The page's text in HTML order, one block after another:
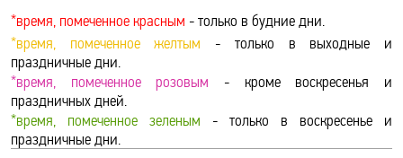
*время, помеченное красным - только в будние дни.
*время, помеченное желтым - только в выходные и
праздничные дни.
*время, помеченное розовым - кроме воскресенья и
праздничных дней.
*время, помеченное зеленым - только в воскресенье и
праздничные дни.